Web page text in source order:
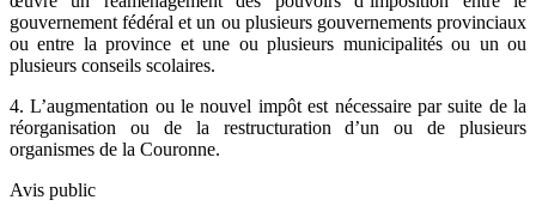
gouvernement fédéral et un ou plusieurs gouvernements provinciaux
ou entre la province et une ou plusieurs municipalités ou un ou
plusieurs conseils scolaires.
4. L’augmentation ou le nouvel impôt est nécessaire par suite de la
réorganisation ou de la restructuration d’un ou de plusieurs
organismes de la Couronne.
Avis public